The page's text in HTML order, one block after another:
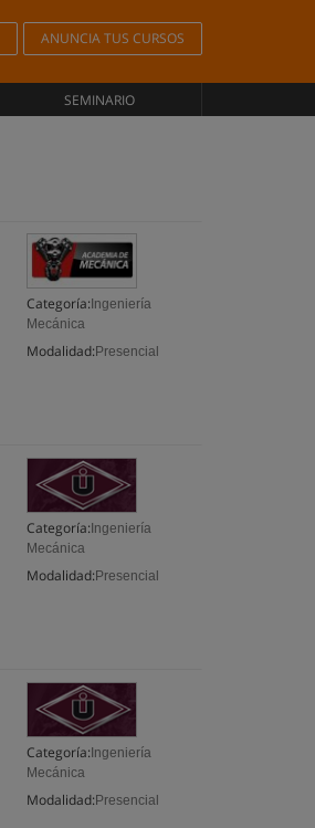
ANUNCIA TUS CURSOS
SEMINARIO
Categoría: Ingeniería
Mecánica
Modalidad: Presencial
Categoría: Ingeniería
Mecánica
Modalidad: Presencial
Categoría: Ingeniería
Mecánica
Modalidad: Presencial